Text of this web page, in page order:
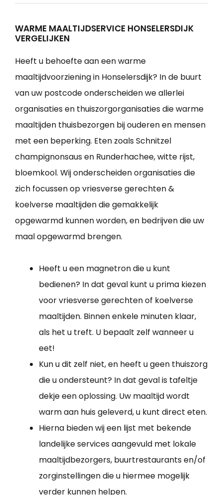
WARME MAALTIJDSERVICE HONSELERSDIJK
VERGELIJKEN
Heeft u behoefte aan een warme
maaltijdvoorziening in Honselersdijk? In de buurt
van uw postcode onderscheiden we allerlei
organisaties en thuiszorgorganisaties die warme
maaltijden thuisbezorgen bij ouderen en mensen
met een beperking. Eten zoals Schnitzel
champignonsaus en Runderhachee, witte rijst,
bloemkool. Wij onderscheiden organisaties die
zich focussen op vriesverse gerechten &
koelverse maaltijden die gemakkelijk
opgewarmd kunnen worden, en bedrijven die uw
maal opgewarmd brengen.
Heeft u een magnetron die u kunt
bedienen? In dat geval kunt u prima kiezen
voor vriesverse gerechten of koelverse
maaltijden. Binnen enkele minuten klaar,
als het u treft. U bepaalt zelf wanneer u
eet!
Kun u dit zelf niet, en heeft u geen thuiszorg
die u ondersteunt? In dat geval is tafeltje
dekje een oplossing. Uw maaltijd wordt
warm aan huis geleverd, u kunt direct eten.
Hierna bieden wij een lijst met bekende
landelijke services aangevuld met lokale
maaltijdbezorgers, buurtrestaurants en/of
zorginstellingen die u hiermee mogelijk
verder kunnen helpen.